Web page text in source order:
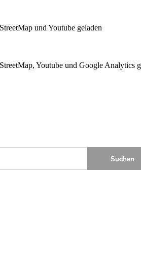
und Youtube geladen
Youtube und Google Analytics